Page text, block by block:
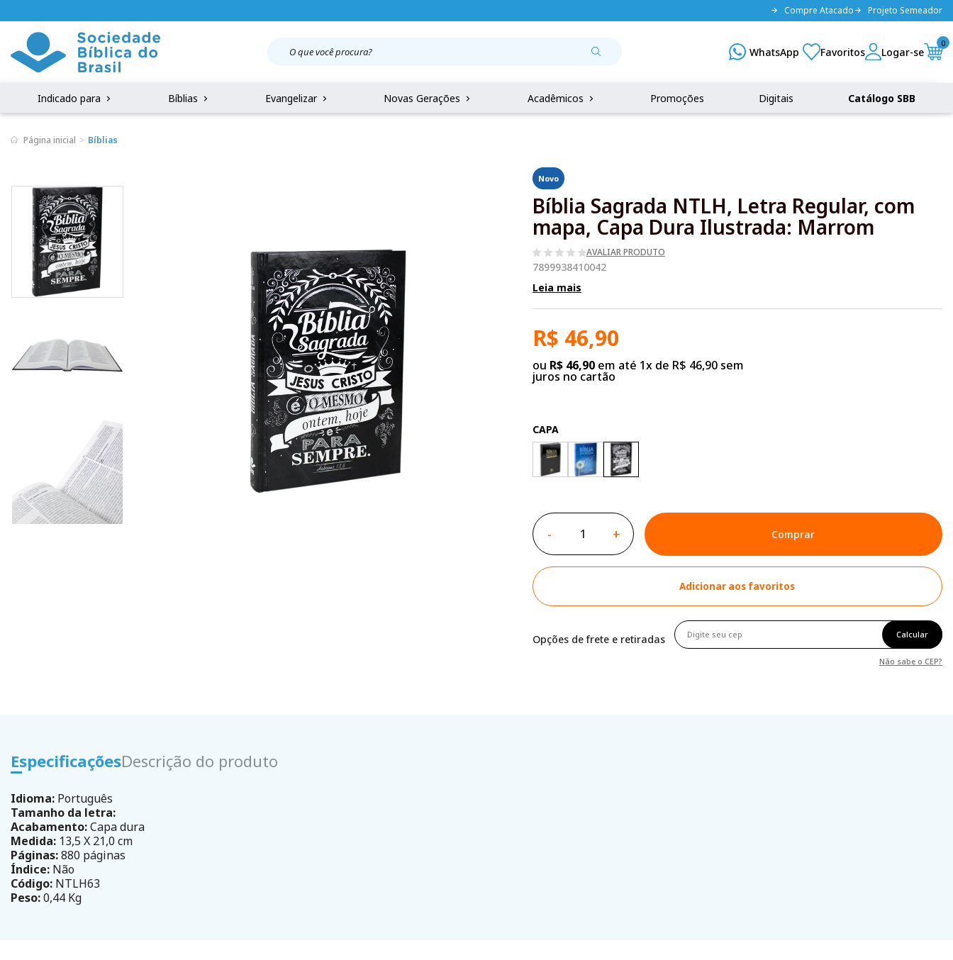
Compre Atacado Projeto Semeador
0
Indicado para Bíblias Evangelizar Novas Gerações Acadêmicos Promoções Digitais Catálogo SBB
Página inicial Bíblias
Novo
Bíblia Sagrada NTLH, Letra Regular, com
mapa, Capa Dura Ilustrada: Marrom
AVALIAR PRODUTO
7899938410042
Leia mais
R$ 46,90
ou R$ 46,90em até 1x de R$ 46,90 sem
juros no cartão
CAPA
- + Comprar
Adicionar aos favoritos
Opções de frete e retiradas Calcular
Não sabe o CEP?
EspecificaçõesDescrição do produto
Idioma: Português
Tamanho da letra:
Acabamento:Capa dura
Medida: 13,5 X 21,0 cm
Páginas:880 páginas
Índice: Não
Código: NTLH63
Peso:0,44 Kg